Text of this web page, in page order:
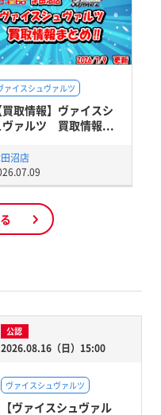
ァイスシュヴァルツ
買取情報】ヴァイスシ
ヴァルツ 買取情報...
沼店
公認
2026.08.16（日）15:00
ヴァイスシュヴァルツ
【ヴァイスシュヴァル